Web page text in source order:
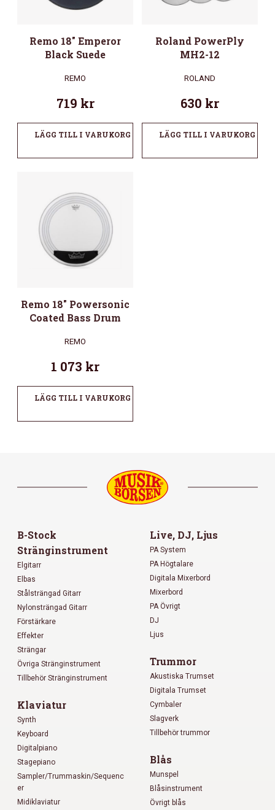
Remo 18″ Emperor
Black Suede
REMO
719 kr
LÄGG TILL I VARUKORG
Roland PowerPly
MH2-12
ROLAND
630 kr
LÄGG TILL I VARUKORG
Remo 18″ Powersonic
Coated Bass Drum
REMO
1 073 kr
LÄGG TILL I VARUKORG
B-Stock
Stränginstrument
Elgitarr
Elbas
Stålsträngad Gitarr
Nylonsträngad Gitarr
Förstärkare
Effekter
Strängar
Övriga Stränginstrument
Tillbehör Stränginstrument
Klaviatur
Synth
Keyboard
Digitalpiano
Stagepiano
Sampler/Trummaskin/Sequenc
er
Midiklaviatur
Live, DJ, Ljus
PA System
PA Högtalare
Digitala Mixerbord
Mixerbord
PA Övrigt
DJ
Ljus
Trummor
Akustiska Trumset
Digitala Trumset
Cymbaler
Slagverk
Tillbehör trummor
Blås
Munspel
Blåsinstrument
Övrigt blås